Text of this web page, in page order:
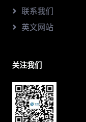
联系我们
英文网站
关注我们